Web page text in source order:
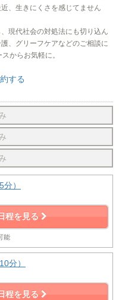
、生きにくさを感じてません
現代社会の対処法にも切り込ん
、グリーフケアなどのご相談に
からお気軽に。
する
）
程を見る
能
分）
程を見る